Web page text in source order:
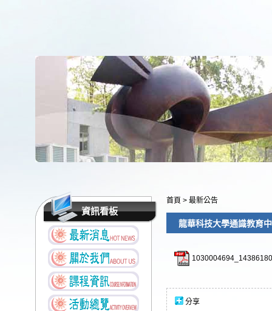
資訊看板
首頁 > 最新公告
龍華科技大學通識教育
分享